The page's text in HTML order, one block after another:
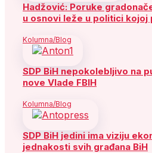
Hadžović: Poruke
u osnovi leže u politici kojoj
Kolumna/Blog
SDP BiH nepokolebljivo na
nove Vlade FBIH
Kolumna/Blog
SDP BiH jedini ima viziju
jednakosti svih građana BiH